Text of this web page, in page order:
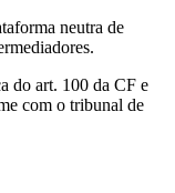
neutra de
do art. 100 da CF e
com o tribunal de